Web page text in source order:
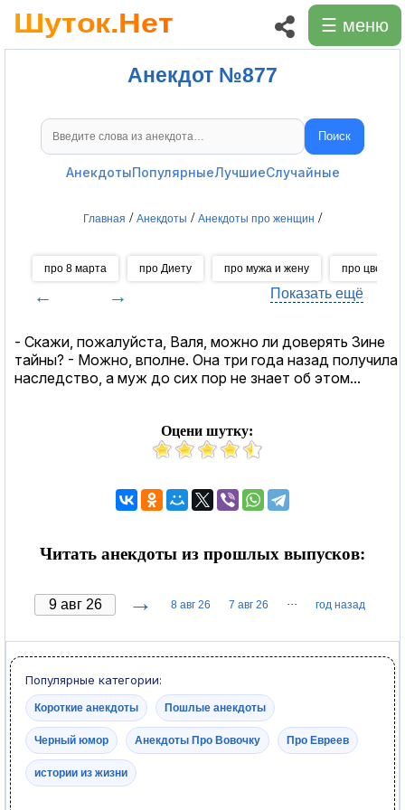
☰ меню
Анекдот №877
Поиск анекдотов Поиск
АнекдотыПопулярныеЛучшиеСлучайные
Главная / Анекдоты / Анекдоты про женщин /
про 8 марта про Диету про мужа и жену про цветы
← → Показать ещё
- Скажи, пожалуйста, Валя, можно ли доверять Зине
тайны? - Можно, вполне. Она три года назад получила
наследство, а муж до сих пор не знает об этом...
Оцени шутку:
Читать анекдоты из прошлых выпусков:
→ 8 авг 26 7 авг 26 ··· год назад
Популярные категории:
Короткие анекдоты Пошлые анекдоты
Черный юмор Анекдоты Про Вовочку Про Евреев
истории из жизни